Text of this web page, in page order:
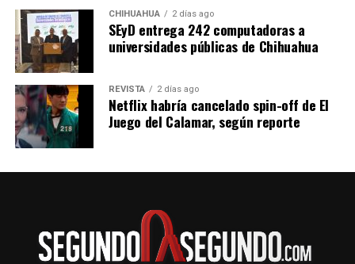
CHIHUAHUA 2 días ago
SEyD entrega 242 computadoras a
universidades públicas de Chihuahua
REVISTA 2 días ago
Netflix habría cancelado spin-off de El
Juego del Calamar, según reporte